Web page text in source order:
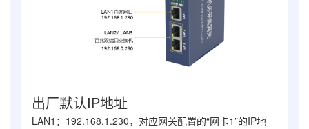
出厂默认IP地址
LAN1：192.168.1.230，对应网关配置的“网卡1”的IP地